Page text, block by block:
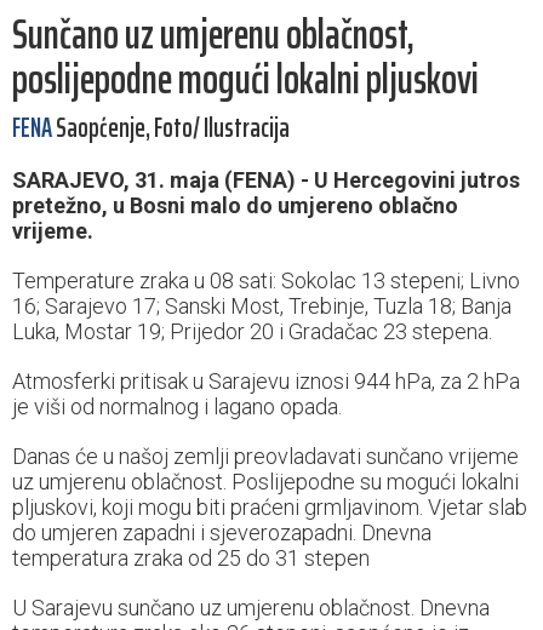
Sunčano uz umjerenu oblačnost,
poslijepodne mogući lokalni pljuskovi
FENASaopćenje, Foto/ Ilustracija
SARAJEVO, 31. maja (FENA) - U Hercegovini jutros
pretežno, u Bosni malo do umjereno oblačno
vrijeme.
Temperature zraka u 08 sati: Sokolac 13 stepeni; Livno
16; Sarajevo 17; Sanski Most, Trebinje, Tuzla 18; Banja
Luka, Mostar 19; Prijedor 20 i Gradačac 23 stepena.
Atmosferki pritisak u Sarajevu iznosi 944 hPa, za 2 hPa
je viši od normalnog i lagano opada.
Danas će u našoj zemlji preovladavati sunčano vrijeme
uz umjerenu oblačnost. Poslijepodne su mogući lokalni
pljuskovi, koji mogu biti praćeni grmljavinom. Vjetar slab
do umjeren zapadni i sjeverozapadni. Dnevna
temperatura zraka od 25 do 31 stepen
U Sarajevu sunčano uz umjerenu oblačnost. Dnevna